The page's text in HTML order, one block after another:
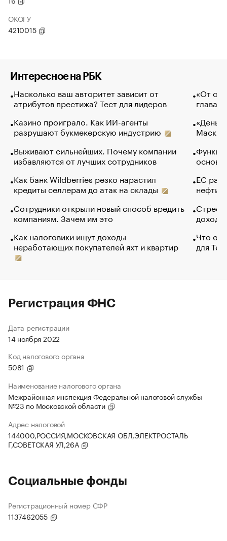
ОКОГУ
4210015
Интересное на РБК
Насколько ваш авторитет зависит от
атрибутов престижа? Тест для лидеров
Казино проиграло. Как ИИ-агенты
разрушают букмекерскую индустрию
Выживают сильнейших. Почему компании
избавляются от лучших сотрудников
Как банк Wildberries резко нарастил
кредиты селлерам до атак на склады
Сотрудники открыли новый способ вредить
компаниям. Зачем им это
Как налоговики ищут доходы
неработающих покупателей яхт и квартир
«От
глава
Маск в
основ
ЕС
нефти
Что
для
Регистрация ФНС
Дата регистрации
14 ноября 2022
Код налогового органа
5081
Наименование налогового органа
Межрайонная инспекция Федеральной налоговой службы
№23 по Московской области
Адрес налоговой
144000,РОССИЯ,МОСКОВСКАЯ ОБЛ,ЭЛЕКТРОСТАЛЬ
Г,СОВЕТСКАЯ УЛ,26А
Социальные фонды
Регистрационный номер СФР
1137462055